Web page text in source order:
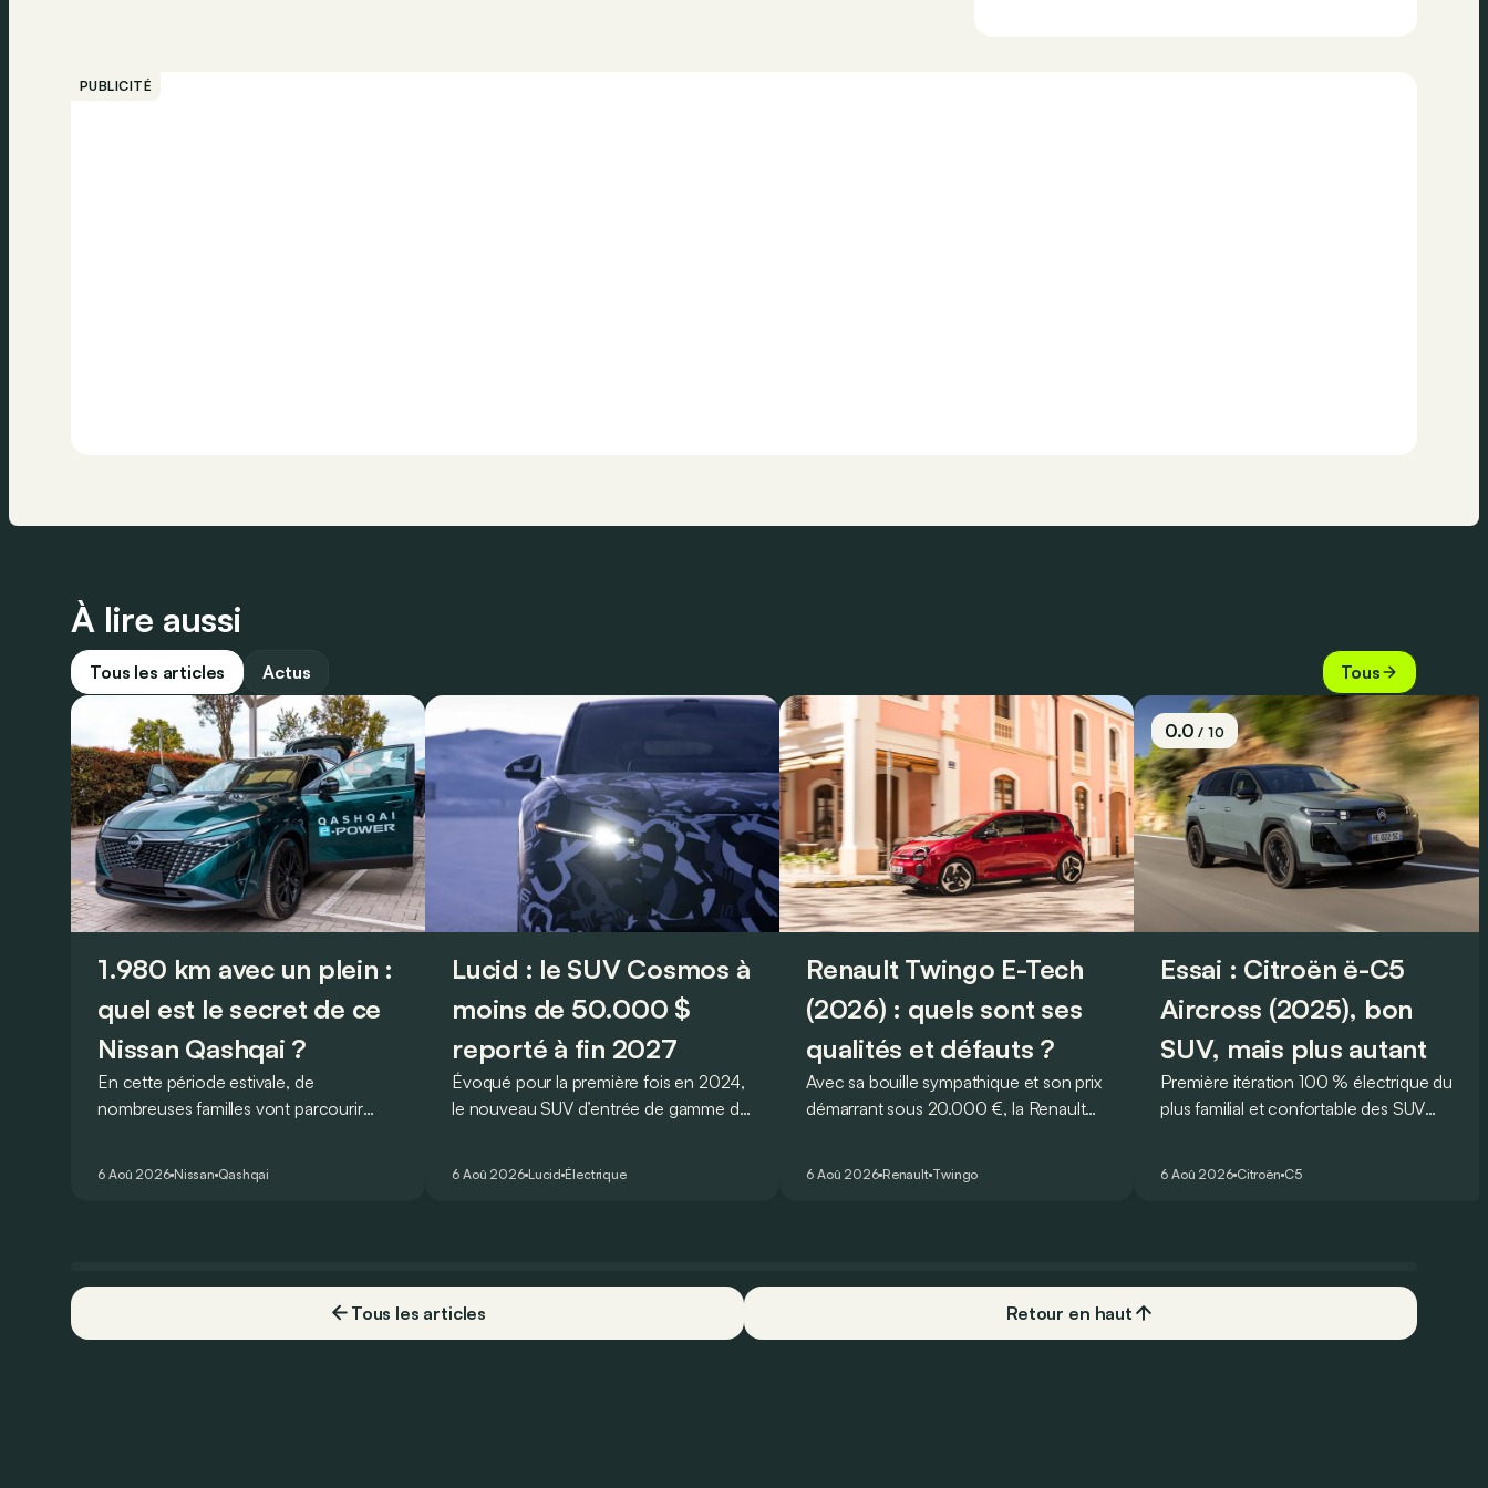
PUBLICITÉ
À lire aussi
Tous les articles Actus Tous
1.980 km avec un plein :
quel est le secret de ce
Nissan Qashqai ?
En cette période estivale, de
nombreuses familles vont parcourir
Qashqai e-Power, il serait possible de
6 Aoû 2026 Nissan Qashqai
Lucid : le SUV Cosmos à
moins de 50.000 $
reporté à fin 2027
Évoqué pour la première fois en 2024,
le nouveau SUV d’entrée de gamme de
gamme du constructeur d’ici la fin de
6 Aoû 2026 Lucid Électrique
Renault Twingo E-Tech
(2026) : quels sont ses
qualités et défauts ?
Avec sa bouille sympathique et son prix
démarrant sous 20.000 €, la Renault
séduisantes du moment. Mais est-ce
6 Aoû 2026 Renault Twingo
0.0/ 10
Essai : Citroën ë-C5
Aircross (2025), bon
SUV, mais plus autant
Première itération 100 % électrique du
plus familial et confortable des SUV
6 Aoû 2026 Citroën C5
Tous les articles Retour en haut